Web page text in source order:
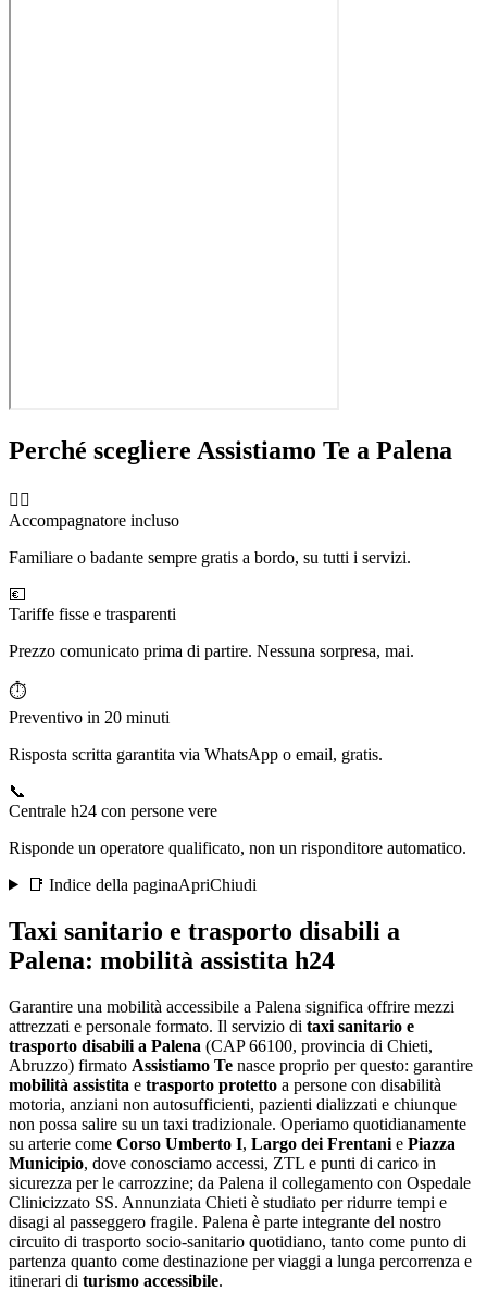
Perché scegliere Assistiamo Te a Palena
🧑‍⚕️
Accompagnatore incluso
Familiare o badante sempre gratis a bordo, su tutti i servizi.
💶
Tariffe fisse e trasparenti
Prezzo comunicato prima di partire. Nessuna sorpresa, mai.
⏱️
Preventivo in 20 minuti
Risposta scritta garantita via WhatsApp o email, gratis.
📞
Centrale h24 con persone vere
Risponde un operatore qualificato, non un risponditore automatico.
📑 Indice della paginaApriChiudi
Taxi sanitario e trasporto disabili a
Palena: mobilità assistita h24
Garantire una mobilità accessibile a Palena significa offrire mezzi
attrezzati e personale formato. Il servizio di taxi sanitario e
trasporto disabili a Palena (CAP66100, provincia di Chieti,
Abruzzo) firmato Assistiamo Te nasce proprio per questo: garantire
mobilità assistita e trasporto protetto a persone con disabilità
motoria, anziani non autosufficienti, pazienti dializzati e chiunque
non possa salire su un taxi tradizionale. Operiamo quotidianamente
su arterie come Corso Umberto I, Largo dei Frentani e Piazza
Municipio, dove conosciamo accessi, ZTL e punti di carico in
sicurezza per le carrozzine; da Palena il collegamento con Ospedale
Clinicizzato SS. Annunziata Chieti è studiato per ridurre tempi e
disagi al passeggero fragile. Palena è parte integrante del nostro
circuito di trasporto socio-sanitario quotidiano, tanto come punto di
partenza quanto come destinazione per viaggi a lunga percorrenza e
itinerari di turismo accessibile.